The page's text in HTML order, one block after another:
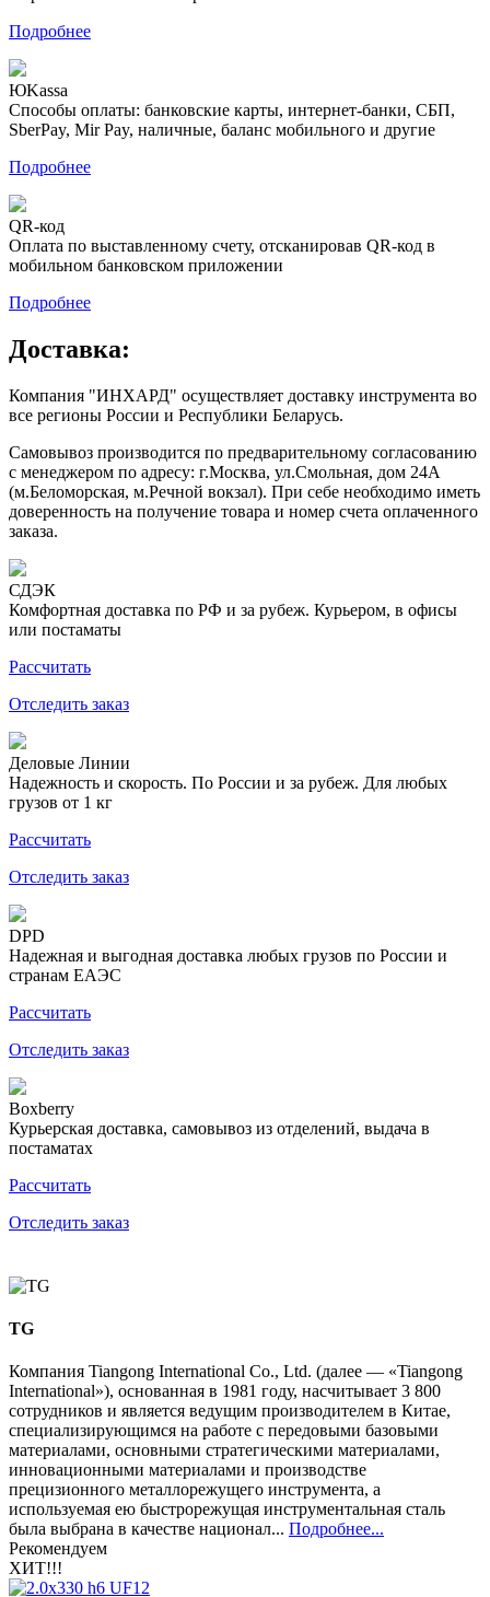
Подробнее
ЮKassa
Способы оплаты: банковские карты, интернет-банки, СБП,
SberPay, Mir Pay, наличные, баланс мобильного и другие
Подробнее
QR-код
Оплата по выставленному счету, отсканировав QR-код в
мобильном банковском приложении
Подробнее
Доставка:
Компания "ИНХАРД" осуществляет доставку инструмента во
все регионы России и Республики Беларусь.
Самовывоз производится по предварительному согласованию
с менеджером по адресу: г.Москва, ул.Смольная, дом 24А
(м.Беломорская, м.Речной вокзал). При себе необходимо иметь
доверенность на получение товара и номер счета оплаченного
заказа.
СДЭК
Комфортная доставка по РФ и за рубеж. Курьером, в офисы
или постаматы
Рассчитать
Отследить заказ
Деловые Линии
Надежность и скорость. По России и за рубеж. Для любых
грузов от 1 кг
Рассчитать
Отследить заказ
DPD
Надежная и выгодная доставка любых грузов по России и
странам ЕАЭС
Рассчитать
Отследить заказ
Boxberry
Курьерская доставка, самовывоз из отделений, выдача в
постаматах
Рассчитать
Отследить заказ
TG
Компания Tiangong International Co., Ltd. (далее — «Tiangong
International»), основанная в 1981 году, насчитывает 3 800
сотрудников и является ведущим производителем в Китае,
специализирующимся на работе с передовыми базовыми
материалами, основными стратегическими материалами,
инновационными материалами и производстве
прецизионного металлорежущего инструмента, а
используемая ею быстрорежущая инструментальная сталь
была выбрана в качестве национал... Подробнее...
Рекомендуем
ХИТ!!!